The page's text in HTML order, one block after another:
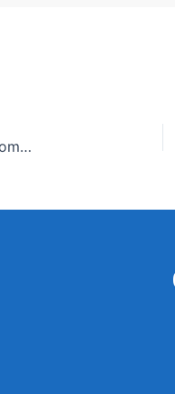
Le Sénégal dans l’incertitude politique après le divorce Diomaye-Sonko